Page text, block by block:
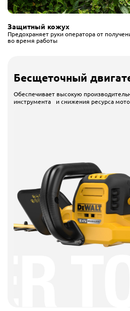
Защитный кожух
Предохраняет руки оператора от
во время работы
Бесщеточный
Обеспечивает высокую
инструмента и снижения ресурса